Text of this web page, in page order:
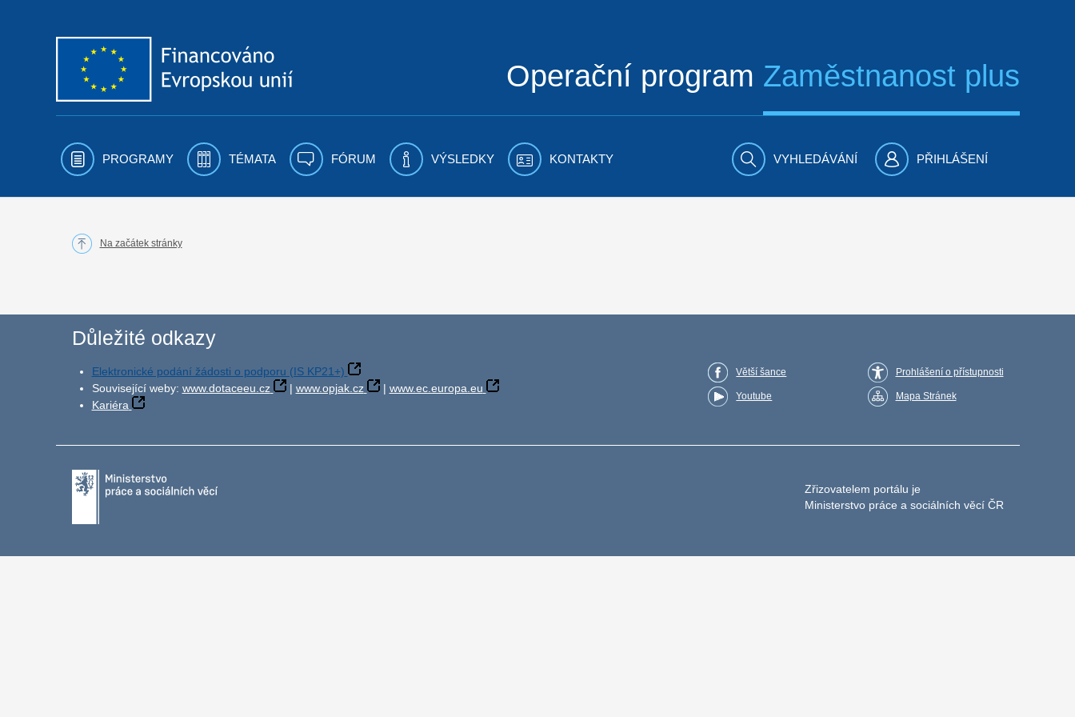
Operační program Zaměstnanost plus
PROGRAMY TÉMATA FÓRUM VÝSLEDKY KONTAKTY VYHLEDÁVÁNÍ PŘIHLÁŠENÍ
Na začátek stránky
Důležité odkazy
Elektronické podání žádosti o podporu (IS KP21+)
Související weby: www.dotaceeu.cz | www.opjak.cz | www.ec.europa.eu
Kariéra
Větší šance
Youtube
Prohlášení o přístupnosti
Mapa Stránek
Zřizovatelem portálu je
Ministerstvo práce a sociálních věcí ČR